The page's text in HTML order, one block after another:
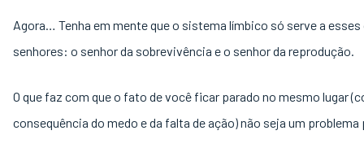
Agora… Tenha em mente que o sistema límbico só serve a
senhores: o senhor da sobrevivência e o senhor da reprodução.
O que faz com que o fato de você ficar parado no mesmo lugar
consequência do medo e da falta de ação) não seja um problema